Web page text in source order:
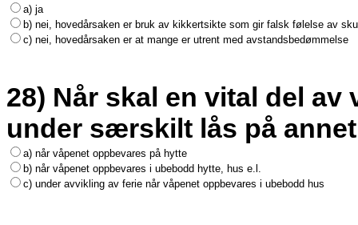
a) ja
b) nei, hovedårsaken er bruk av kikkertsikte som gir falsk følelse av
c) nei, hovedårsaken er at mange er utrent med avstandsbedømmelse
28) Når skal en vital del
under særskilt lås på
a) når våpenet oppbevares på hytte
b) når våpenet oppbevares i ubebodd hytte, hus e.l.
c) under avvikling av ferie når våpenet oppbevares i ubebodd hus